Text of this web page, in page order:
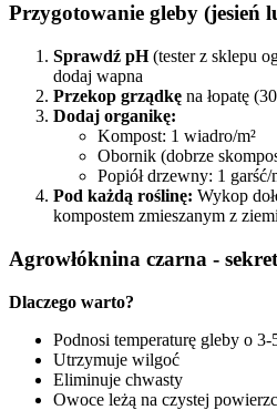
Przygotowanie gleby (jesień
Sprawdź pH(tester z sklepu
dodaj wapna
Przekop grządkę na łopatę
Dodaj organikę:
Kompost: 1 wiadro/m²
Obornik (dobrze
Popiół drzewny: 1 garść/
Pod każdą roślinę: Wykop
kompostem zmieszanym z
Agrowłóknina czarna -
Dlaczego warto?
Podnosi temperaturę gleby o 3-
Utrzymuje wilgoć
Eliminuje chwasty
Owoce leżą na czystej